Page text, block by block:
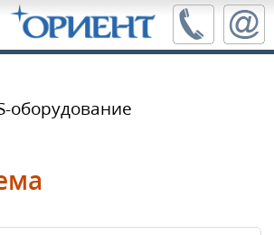
оборудование